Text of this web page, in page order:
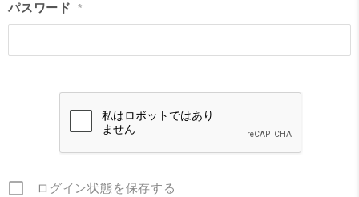
パスワード *
ログイン状態を保存する